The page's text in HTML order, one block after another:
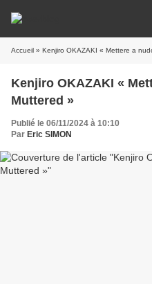
Accueil » Kenjiro OKAZAKI « Mettere a
Kenjiro OKAZAKI «
Muttered »
Publié le 06/11/2024 à 10:10
Par Eric SIMON